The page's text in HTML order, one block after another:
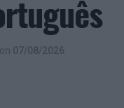
Torres e Jaime
os quartos de
on 07/08/2026